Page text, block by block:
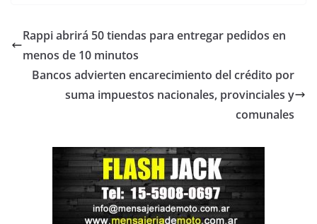
Rappi abrirá 50 tiendas para entregar pedidos en
menos de 10 minutos
Bancos advierten encarecimiento del crédito por
suma impuestos nacionales, provinciales y
comunales